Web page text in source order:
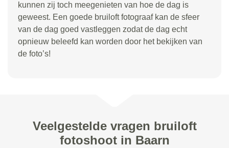
kunnen zij toch meegenieten van hoe de dag is
geweest. Een goede bruiloft fotograaf kan de sfeer
van de dag goed vastleggen zodat de dag echt
opnieuw beleefd kan worden door het bekijken van
de foto’s!
Veelgestelde vragen bruiloft
fotoshoot in Baarn